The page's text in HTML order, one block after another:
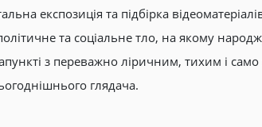
експозиція та підбірка
та соціальне тло, на якому
з переважно ліричним, тихим і
глядача.